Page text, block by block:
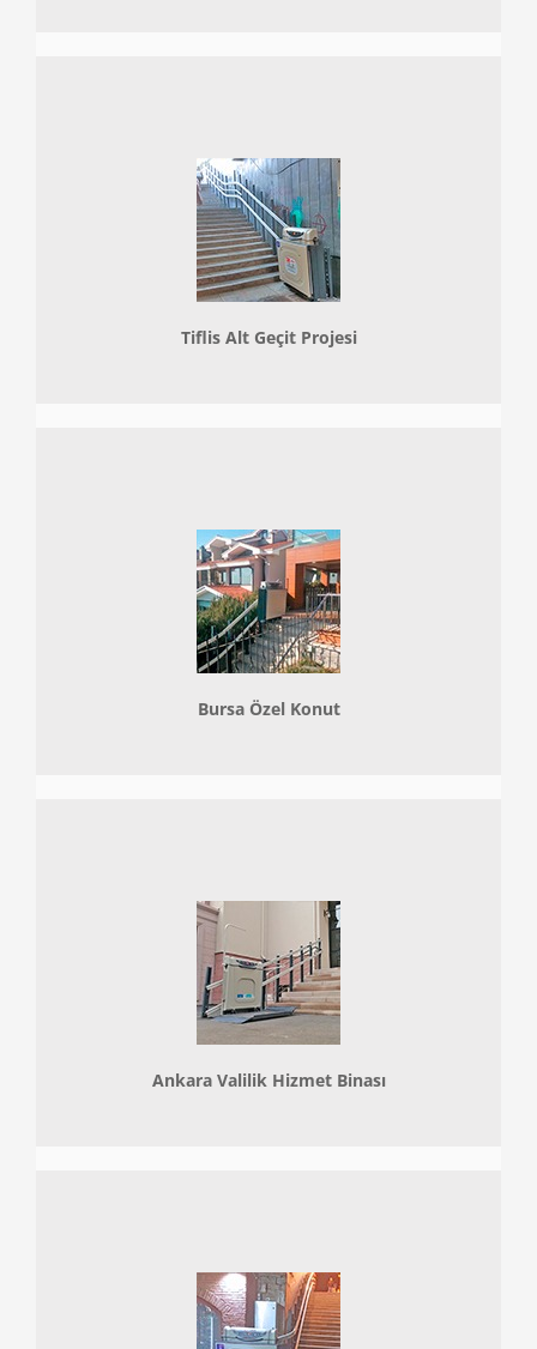
Tiflis Alt Geçit Projesi
Bursa Özel Konut
Ankara Valilik Hizmet Binası